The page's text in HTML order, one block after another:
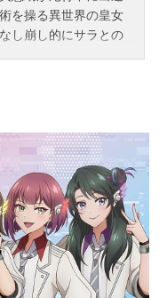
を操る異世界の皇女
し崩し的にサラとの
がらも意外と楽しい
向きにたくましく生
界人の姿は、惣助の
士、別れさせ工作
ったこの地に生きる
影響を与えていき―
のサラダボウル放送
ケジュール2024年4
2024年6月20日（木）